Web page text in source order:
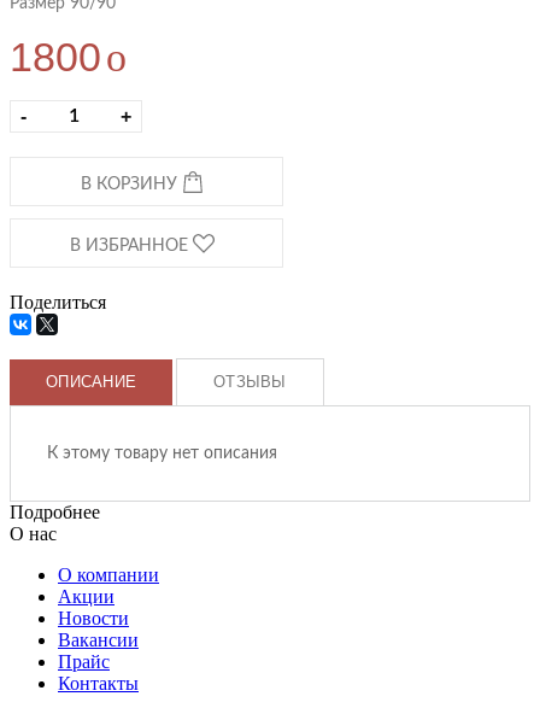
Размер 90/90
1800o
- +
В КОРЗИНУ
В ИЗБРАННОЕ
Поделиться
ОПИСАНИЕ ОТЗЫВЫ
К этому товару нет описания
Подробнее
О нас
О компании
Акции
Новости
Вакансии
Прайс
Контакты